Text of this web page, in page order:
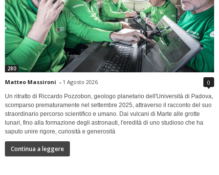
280
Matteo Massironi - 1 Agosto 2026 0
Un ritratto di Riccardo Pozzobon, geologo planetario dell'Università di Padova,
scomparso prematuramente nel settembre 2025, attraverso il racconto del suo
straordinario percorso scientifico e umano. Dai vulcani di Marte alle grotte
lunari, fino alla formazione degli astronauti, l'eredità di uno studioso che ha
saputo unire rigore, curiosità e generosità
Continua a leggere